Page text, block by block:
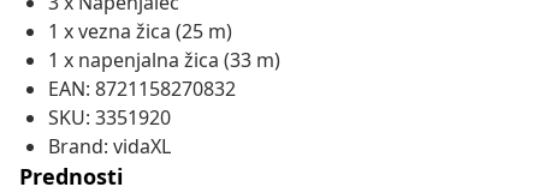
1 x vezna žica (25 m)
1 x napenjalna žica (33 m)
EAN: 8721158270832
SKU: 3351920
Brand: vidaXL
Prednosti